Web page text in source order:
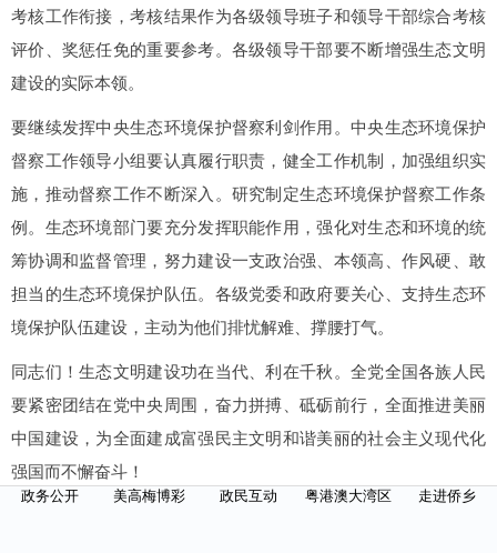
考核工作衔接，考核结果作为各级领导班子和领导干部综合考核
评价、奖惩任免的重要参考。各级领导干部要不断增强生态文明
建设的实际本领。
要继续发挥中央生态环境保护督察利剑作用。中央生态环境保护
督察工作领导小组要认真履行职责，健全工作机制，加强组织实
施，推动督察工作不断深入。研究制定生态环境保护督察工作条
例。生态环境部门要充分发挥职能作用，强化对生态和环境的统
筹协调和监督管理，努力建设一支政治强、本领高、作风硬、敢
担当的生态环境保护队伍。各级党委和政府要关心、支持生态环
境保护队伍建设，主动为他们排忧解难、撑腰打气。
同志们！生态文明建设功在当代、利在千秋。全党全国各族人民
要紧密团结在党中央周围，奋力拼搏、砥砺前行，全面推进美丽
中国建设，为全面建成富强民主文明和谐美丽的社会主义现代化
强国而不懈奋斗！
政务公开 美高梅博彩 政民互动 粤港澳大湾区 走进侨乡